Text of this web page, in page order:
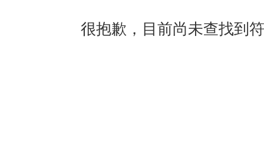
很抱歉，目前尚未查找到